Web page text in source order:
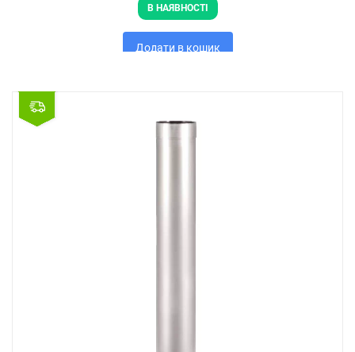
В НАЯВНОСТІ
Додати в кошик